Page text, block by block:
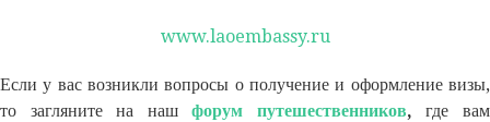
www.laoembassy.ru
Если у вас возникли вопросы о получение и оформление визы,
то загляните на нашфорум путешественников, где вам